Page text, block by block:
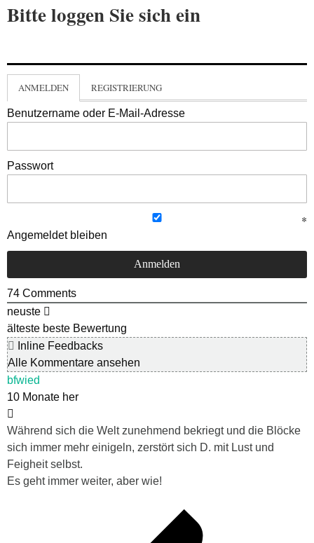
Bitte loggen Sie sich ein
ANMELDEN REGISTRIERUNG
Benutzername oder E-Mail-Adresse
Passwort
Angemeldet bleiben
74 Comments
neuste
älteste beste Bewertung
Inline Feedbacks
Alle Kommentare ansehen
bfwied
10 Monate her
Während sich die Welt zunehmend bekriegt und die Blöcke
sich immer mehr einigeln, zerstört sich D. mit Lust und
Feigheit selbst.
Es geht immer weiter, aber wie!